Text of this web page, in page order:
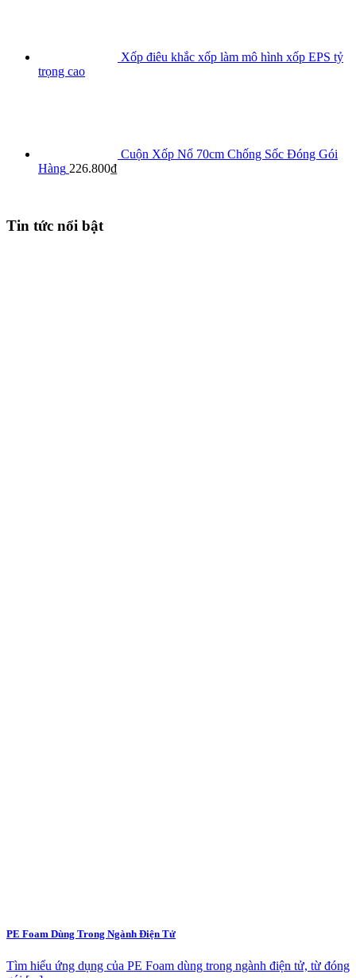
Xốp điêu khắc xốp làm mô hình xốp EPS tỷ
trọng cao
Cuộn Xốp Nổ 70cm Chống Sốc Đóng Gói
Hàng 226.800₫
Tin tức nổi bật
PE Foam Dùng Trong Ngành Điện Tử
Tìm hiểu ứng dụng của PE Foam dùng trong ngành điện tử, từ đóng